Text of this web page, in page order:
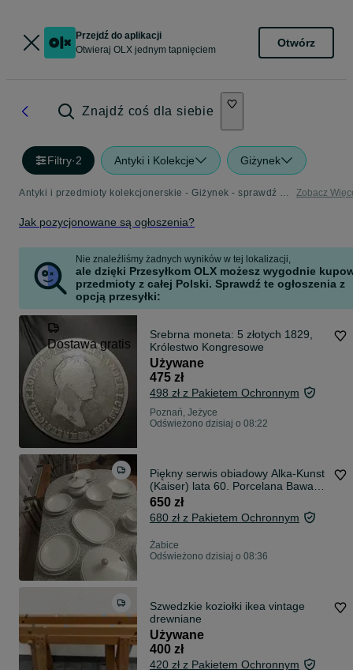
Przejdź do aplikacji
Otwieraj OLX jednym tapnięciem
Otwórz
Znajdź coś dla siebie
Filtry·2 Antyki i Kolekcje Giżynek
Antyki i przedmioty kolekcjonerskie - Giżynek - sprawdź ogłoszenia w Twojej okolicy Zobacz
Jak pozycjonowane są ogłoszenia?
Nie znaleźliśmy żadnych wyników w tej lokalizacji,
ale dzięki Przesyłkom OLX możesz wygodnie
przedmioty z całej Polski. Sprawdź te ogłoszenia z
opcją przesyłki:
Dostawa gratis
Srebrna moneta: 5 złotych 1829,
Królestwo Kongresowe
Używane
475 zł
498 zł z Pakietem Ochronnym
Poznań, Jeżyce
Odświeżono dzisiaj o 08:22
Piękny serwis obiadowy Alka-Kunst
(Kaiser) lata 60. Porcelana Bawaria
17 el. Zgodne sygnatury
650 zł
680 zł z Pakietem Ochronnym
Żabice
Odświeżono dzisiaj o 08:36
Szwedzkie koziołki ikea vintage
drewniane
Używane
400 zł
420 zł z Pakietem Ochronnym